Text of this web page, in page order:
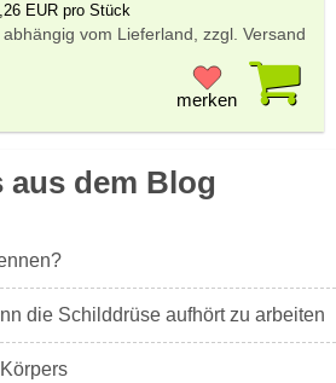
EUR pro Stück
abhängig vom Lieferland, zzgl. Versand
merken
aus dem Blog
die Schilddrüse aufhört zu arbeiten